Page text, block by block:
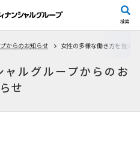
検索
からのお知らせ 女性の多様な働き方を推進
ャルグループからのお
せ